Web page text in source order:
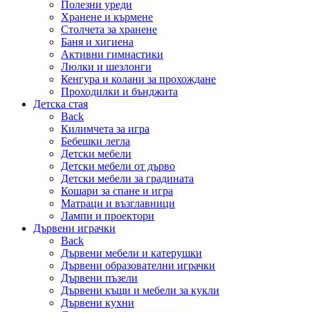
Полезни уреди
Хранене и кърмене
Столчета за хранене
Баня и хигиена
Активни гимнастики
Люлки и шезлонги
Кенгура и колани за прохождане
Проходилки и бънджита
Детска стая
Back
Килимчета за игра
Бебешки легла
Детски мебели
Детски мебели от дърво
Детски мебели за градината
Кошари за спане и игра
Матраци и възглавници
Лампи и проектори
Дървени играчки
Back
Дървени мебели и катерушки
Дървени образователни играчки
Дървени пъзели
Дървени къщи и мебели за кукли
Дървени кухни